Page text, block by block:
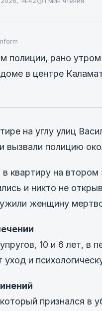
полиции, рано
в центре
на углу улиц
полицию
в квартиру на
и никто не
женщину
10 и 6 лет, в
уход и
признался в